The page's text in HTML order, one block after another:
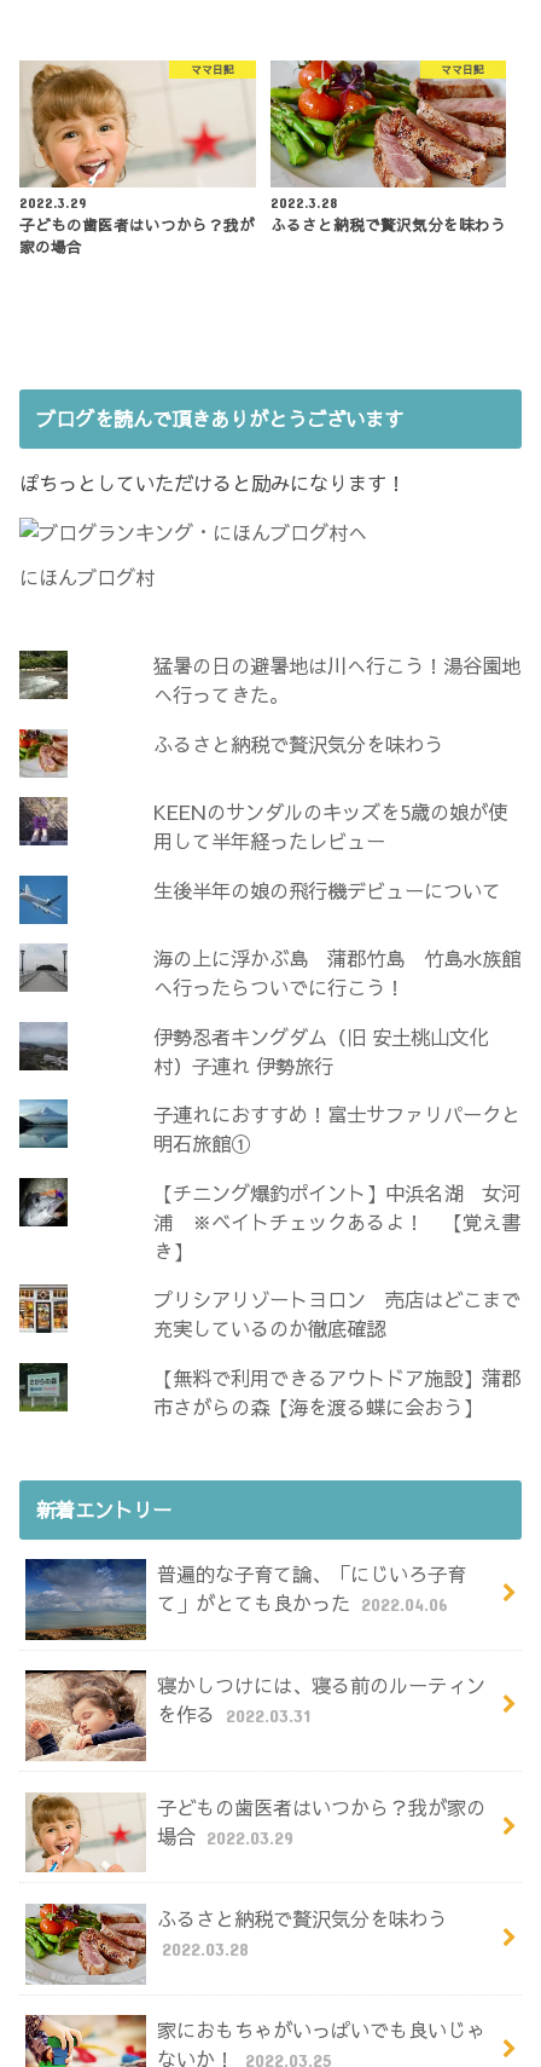
ママ日記
2022.3.29
子どもの歯医者はいつから？我が
家の場合
ママ日記
2022.3.28
ふるさと納税で贅沢気分を味わう
ブログを読んで頂きありがとうございます
ぽちっとしていただけると励みになります！
にほんブログ村
猛暑の日の避暑地は川へ行こう！湯谷園地
へ行ってきた。
ふるさと納税で贅沢気分を味わう
KEENのサンダルのキッズを5歳の娘が使
用して半年経ったレビュー
生後半年の娘の飛行機デビューについて
海の上に浮かぶ島 蒲郡竹島 竹島水族館
へ行ったらついでに行こう！
伊勢忍者キングダム（旧 安土桃山文化
村）子連れ 伊勢旅行
子連れにおすすめ！富士サファリパークと
明石旅館①
【チニング爆釣ポイント】中浜名湖 女河
浦 ※ベイトチェックあるよ！ 【覚え書
き】
プリシアリゾートヨロン 売店はどこまで
充実しているのか徹底確認
【無料で利用できるアウトドア施設】蒲郡
市さがらの森【海を渡る蝶に会おう】
新着エントリー
普遍的な子育て論、「にじいろ子育
て」がとても良かった
2022.04.06
寝かしつけには、寝る前のルーティン
を作る
2022.03.31
子どもの歯医者はいつから？我が家の
場合 2022.03.29
ふるさと納税で贅沢気分を味わう
2022.03.28
家におもちゃがいっぱいでも良いじゃ
ないか！
2022.03.25